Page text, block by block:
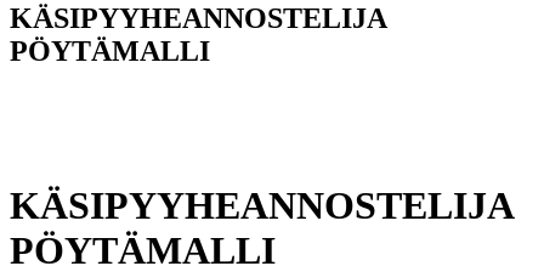
KÄSIPYYHEANNOSTELIJA
PÖYTÄMALLI
KÄSIPYYHEANNOSTELIJA
PÖYTÄMALLI